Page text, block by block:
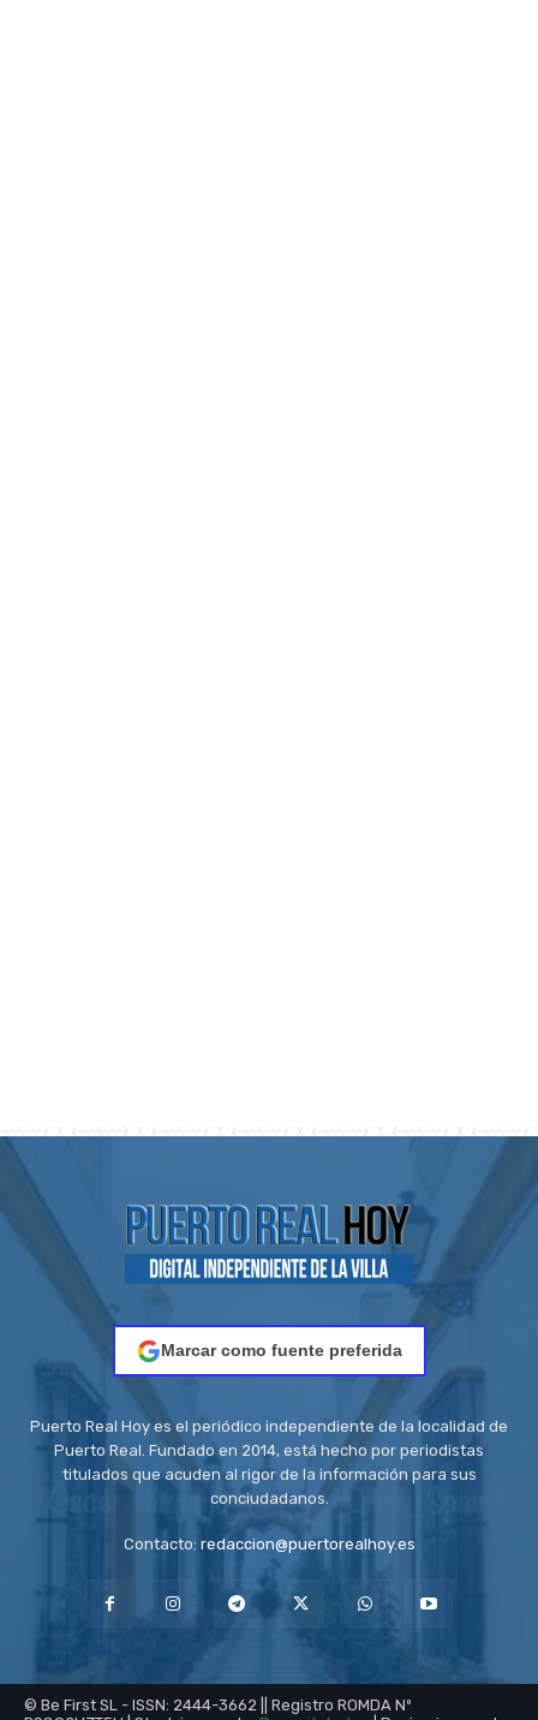
Marcar como fuente preferida
Puerto Real Hoy es el periódico independiente de la localidad de
Puerto Real. Fundado en 2014, está hecho por periodistas
titulados que acuden al rigor de la información para sus
conciudadanos.
Contacto: redaccion@puertorealhoy.es
© Be First SL - ISSN: 2444-3662 || Registro ROMDA Nº